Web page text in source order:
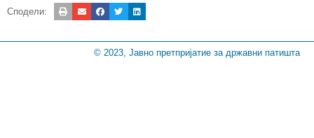
Сподели:
© 2023, Јавно претпријатие за државни патишта